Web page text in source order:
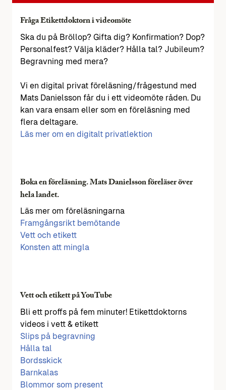
Fråga Etikettdoktorn i videomöte
Ska du på Bröllop? Gifta dig? Konfirmation? Dop?
Personalfest? Välja kläder? Hålla tal? Jubileum?
Begravning med mera?
Vi en digital privat föreläsning/frågestund med
Mats Danielsson får du i ett videomöte råden. Du
kan vara ensam eller som en föreläsning med
flera deltagare.
Läs mer om en digitalt privatlektion
Boka en föreläsning. Mats Danielsson föreläser över
hela landet.
Läs mer om föreläsningarna
Framgångsrikt bemötande
Vett och etikett
Konsten att mingla
Vett och etikett på YouTube
Bli ett proffs på fem minuter! Etikettdoktorns
videos i vett & etikett
Slips på begravning
Hålla tal
Bordsskick
Barnkalas
Blommor som present